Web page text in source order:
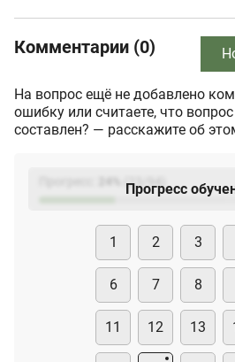
Комментарии (0)
На вопрос ещё не добавлено
ошибку или считаете, что
составлен? — расскажите об
(23
Прогресс
1 2 3
6 7 8
11 12 13